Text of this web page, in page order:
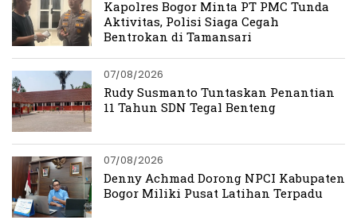
Kapolres Bogor Minta PT PMC Tunda
Aktivitas, Polisi Siaga Cegah
Bentrokan di Tamansari
07/08/2026
Rudy Susmanto Tuntaskan Penantian
11 Tahun SDN Tegal Benteng
07/08/2026
Denny Achmad Dorong NPCI Kabupaten
Bogor Miliki Pusat Latihan Terpadu